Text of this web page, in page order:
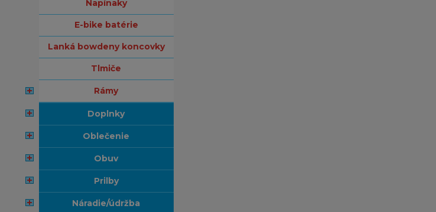
napínaky
e-bike batérie
lanká bowdeny koncovky
tlmiče
rámy
doplnky
oblečenie
obuv
prilby
náradie/údržba